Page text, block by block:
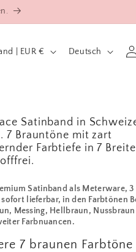
Deutschland | EUR €
h
e
Deutsch
Satinband in
7 Brauntöne mit zart
Farbtiefe in 7
Satinband als Meterware, 3
lieferbar, in den Farbtönen
Messing, Hellbraun,
Farbnuancen.
7 braunen Farbtöne